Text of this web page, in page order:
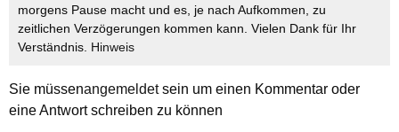
morgens Pause macht und es, je nach Aufkommen, zu
zeitlichen Verzögerungen kommen kann. Vielen Dank für Ihr
Verständnis. Hinweis
Sie müssenangemeldetsein um einen Kommentar oder
eine Antwort schreiben zu können